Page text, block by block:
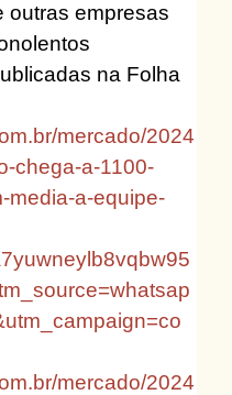
outras empresas
na Folha
mercado/2024
chega-a-1100-
media-a-equipe-
mercado/2024